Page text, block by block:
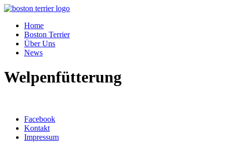
Home
Boston Terrier
Über Uns
News
Welpenfütterung
Facebook
Kontakt
Impressum